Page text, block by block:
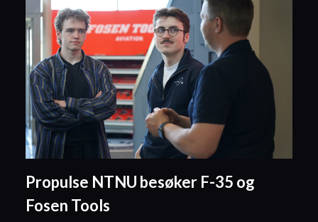
Propulse NTNU besøker F-35 og
Fosen Tools